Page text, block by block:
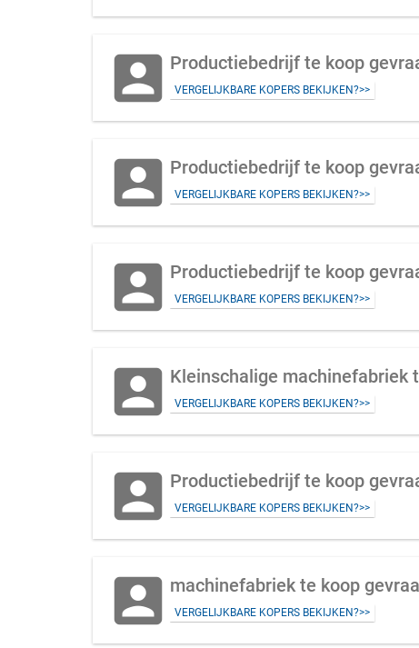
account_box Productiebedrijf te koop
VERGELIJKBARE KOPERS BEKIJKEN?>>
account_box Productiebedrijf te koop
VERGELIJKBARE KOPERS BEKIJKEN?>>
account_box Productiebedrijf te koop
VERGELIJKBARE KOPERS BEKIJKEN?>>
account_box Kleinschalige machinefabriek
VERGELIJKBARE KOPERS BEKIJKEN?>>
account_box Productiebedrijf te koop
VERGELIJKBARE KOPERS BEKIJKEN?>>
account_box machinefabriek te koop
VERGELIJKBARE KOPERS BEKIJKEN?>>